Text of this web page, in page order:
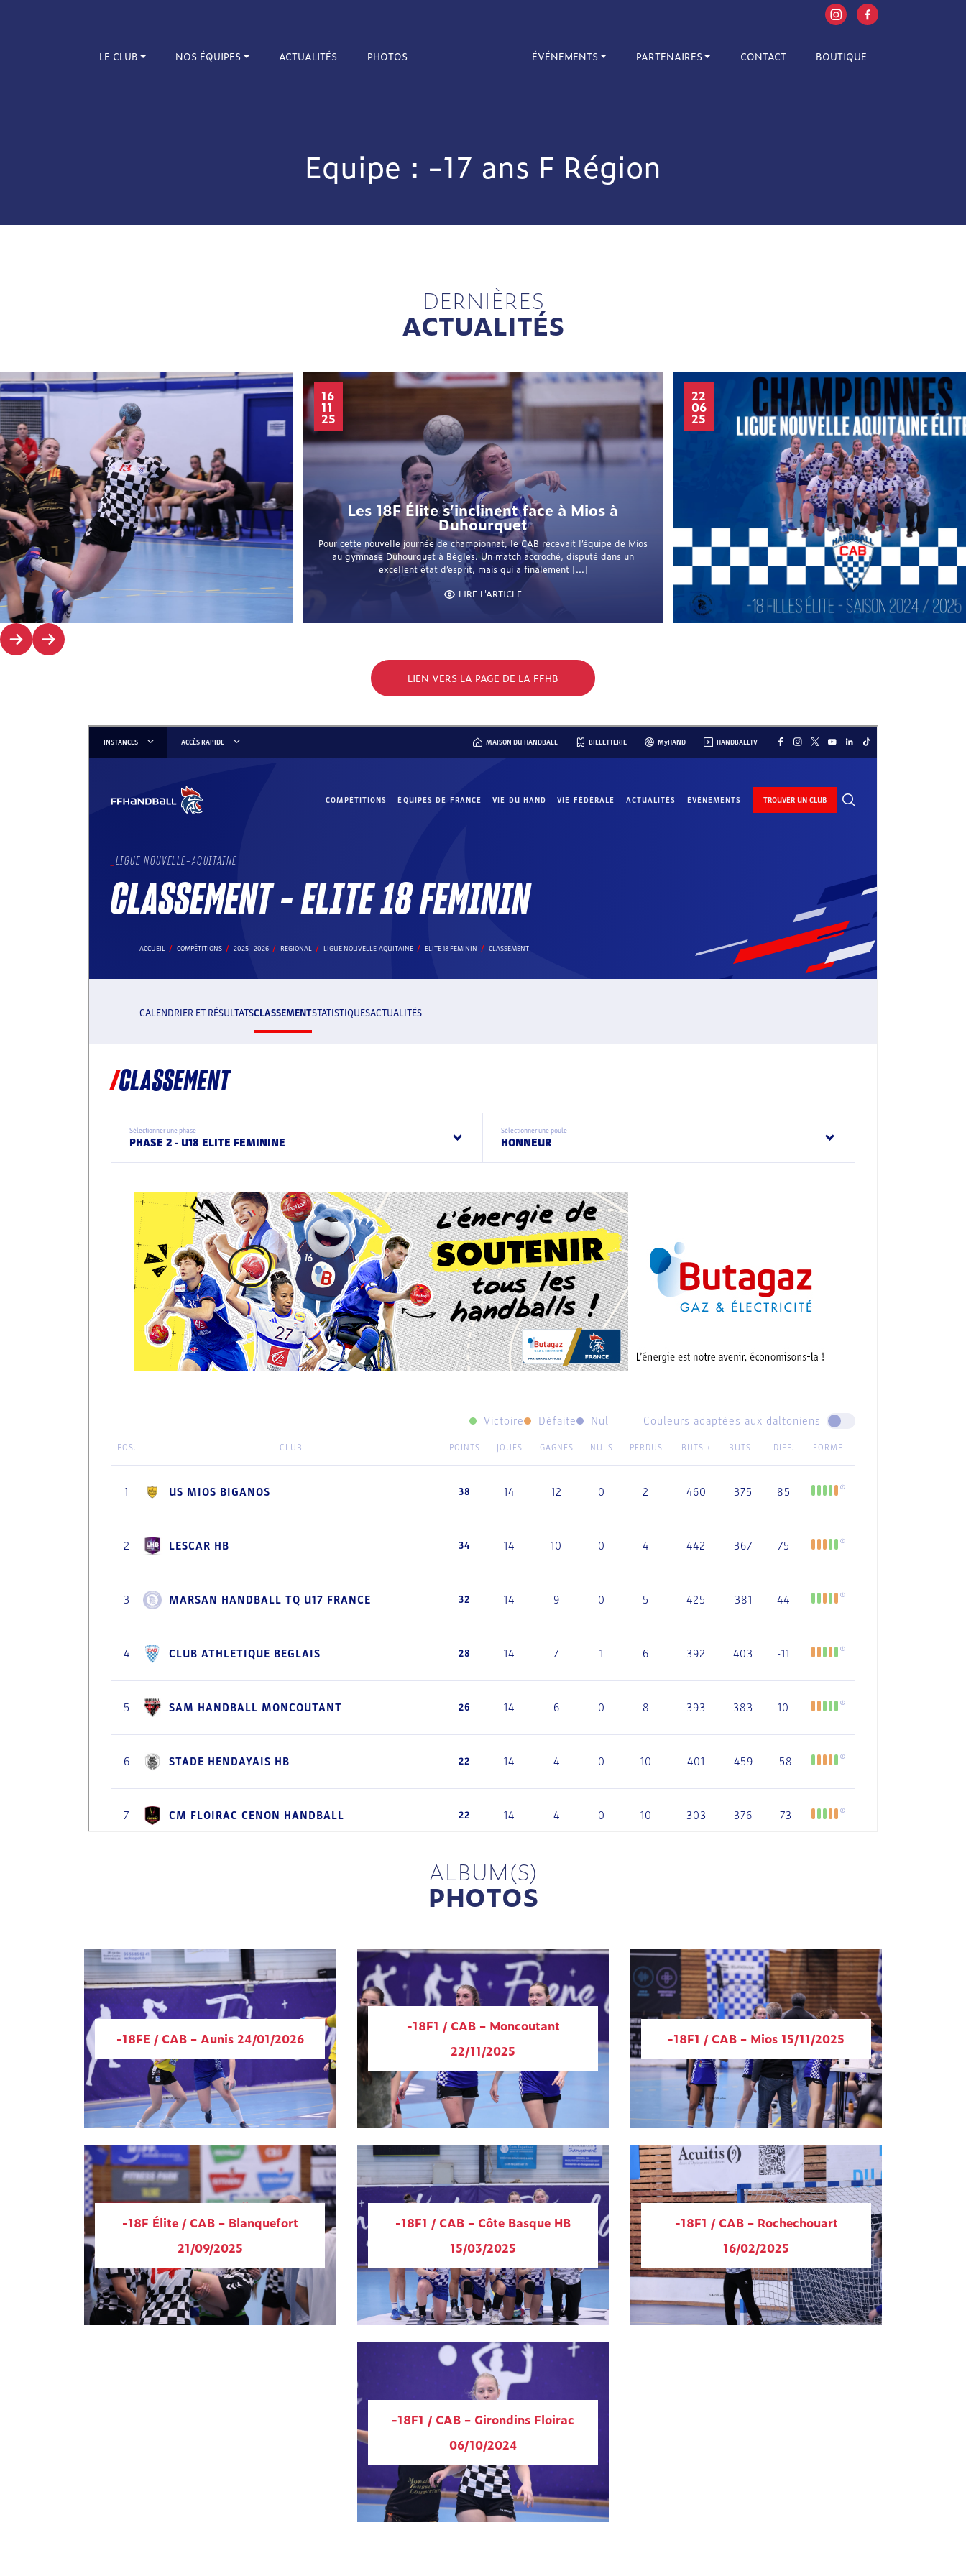
LE CLUB NOS ÉQUIPES ACTUALITÉS PHOTOS ÉVÉNEMENTS PARTENAIRES CONTACT BOUTIQUE
Equipe : -17 ans F Région
DERNIÈRES
ACTUALITÉS
16
11
25
Les 18F Élite s’inclinent face à Mios à
Duhourquet
Pour cette nouvelle journée de championnat, le CAB recevait l’équipe de Mios
au gymnase Duhourquet à Bègles. Un match accroché, disputé dans un
excellent état d’esprit, mais qui a finalement […]
LIRE L'ARTICLE
22
06
25
LIEN VERS LA PAGE DE LA FFHB
ALBUM(S)
PHOTOS
-18FE / CAB – Aunis 24/01/2026
-18F1 / CAB – Moncoutant
22/11/2025
-18F1 / CAB – Mios 15/11/2025
-18F Élite / CAB – Blanquefort
21/09/2025
-18F1 / CAB – Côte Basque HB
15/03/2025
-18F1 / CAB – Rochechouart
16/02/2025
-18F1 / CAB – Girondins Floirac
06/10/2024